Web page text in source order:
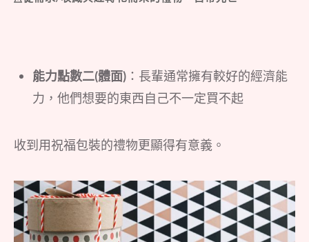
能力點數二(體面) ：長輩通常擁有較好的經濟能
力，他們想要的東西自己不一定買不起
收到用祝福包裝的禮物更顯得有意義。